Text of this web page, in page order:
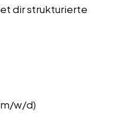
dir strukturierte
w/d)